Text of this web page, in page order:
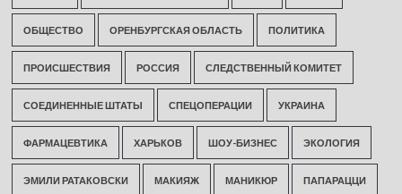
ОБЩЕСТВО ОРЕНБУРГСКАЯ ОБЛАСТЬ ПОЛИТИКА
ПРОИСШЕСТВИЯ РОССИЯ СЛЕДСТВЕННЫЙ КОМИТЕТ
СОЕДИНЕННЫЕ ШТАТЫ СПЕЦОПЕРАЦИИ УКРАИНА
ФАРМАЦЕВТИКА ХАРЬКОВ ШОУ-БИЗНЕС ЭКОЛОГИЯ
ЭМИЛИ РАТАКОВСКИ МАКИЯЖ МАНИКЮР ПАПАРАЦЦИ